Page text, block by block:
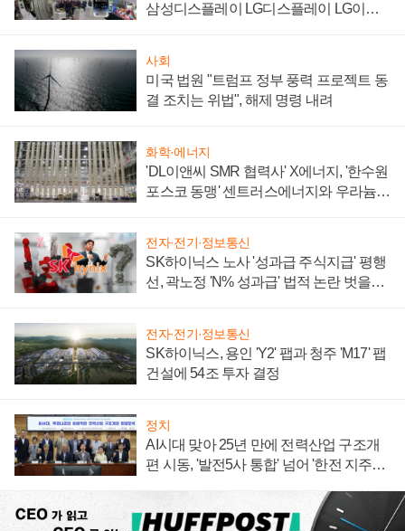
삼성디스플레이 LG디스플레이 LG이노
사회
미국 법원 "트럼프 정부 풍력 프로젝트 동
결 조치는 위법", 해제 명령 내려
화학·에너지
'DL이앤씨 SMR 협력사' X에너지, '한수원
포스코 동맹' 센트러스에너지와 우라늄
전자·전기·정보통신
SK하이닉스 노사 '성과급 주식지급' 평행
선, 곽노정 'N% 성과급' 법적 논란 벗을지
전자·전기·정보통신
SK하이닉스, 용인 'Y2' 팹과 청주 'M17' 팹
건설에 54조 투자 결정
정치
AI시대 맞아 25년 만에 전력산업 구조개
편 시동, '발전5사 통합' 넘어 '한전 지주사'